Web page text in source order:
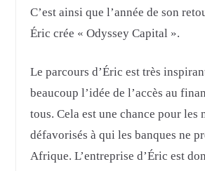
C’est ainsi que l’année de son
Éric crée « Odyssey Capital ».
Le parcours d’Éric est très
beaucoup l’idée de l’accès au
tous. Cela est une chance pour les
défavorisés à qui les banques ne
Afrique. L’entreprise d’Éric est